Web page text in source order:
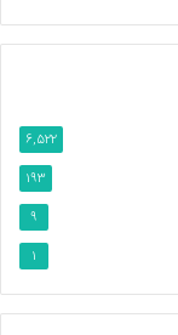
6,522
193
9
1